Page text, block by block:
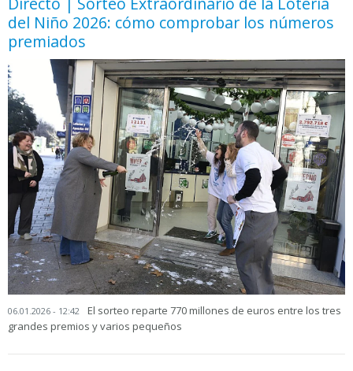
del Niño 2026: cómo comprobar los números
premiados
06.01.2026 - 12:42
El sorteo reparte 770 millones de euros entre los tres
grandes premios y varios pequeños